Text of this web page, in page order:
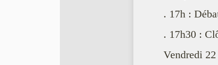
. 17h :
. 17h30 :
Vendredi